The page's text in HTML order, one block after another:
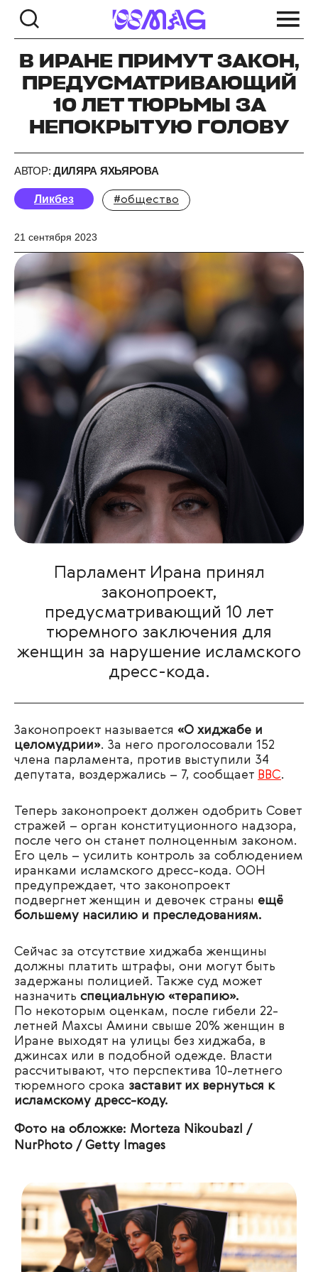
В ИРАНЕ ПРИМУТ ЗАКОН,
ПРЕДУСМАТРИВАЮЩИЙ
10 ЛЕТ ТЮРЬМЫ ЗА
НЕПОКРЫТУЮ ГОЛОВУ
АВТОР: ДИЛЯРА ЯХЬЯРОВА
Ликбез #общество
21 сентября 2023
Парламент Ирана принял
законопроект,
предусматривающий 10 лет
тюремного заключения для
женщин за нарушение исламского
дресс-кода.
Законопроект называется «О хиджабе и
целомудрии». За него проголосовали 152
члена парламента, против выступили 34
депутата, воздержались – 7, сообщает ВВС.
Теперь законопроект должен одобрить Совет
стражей – орган конституционного надзора,
после чего он станет полноценным законом.
Его цель – усилить контроль за соблюдением
иранками исламского дресс-кода. ООН
предупреждает, что законопроект
подвергнет женщин и девочек страны ещё
большему насилию и преследованиям.
Сейчас за отсутствие хиджаба женщины
должны платить штрафы, они могут быть
задержаны полицией. Также суд может
назначить специальную «терапию».
По некоторым оценкам, после гибели 22-
летней Махсы Амини свыше 20% женщин в
Иране выходят на улицы без хиджаба, в
джинсах или в подобной одежде. Власти
рассчитывают, что перспектива 10-летнего
тюремного срока заставит их вернуться к
исламскому дресс-коду.
Фото на обложке: Morteza Nikoubazl /
NurPhoto / Getty Images